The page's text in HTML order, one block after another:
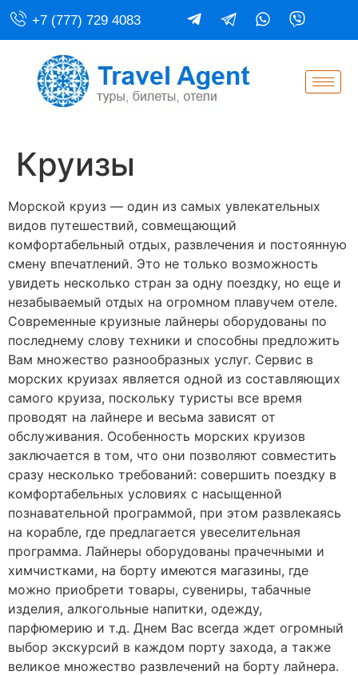
+7 (777) 729 4083
Круизы
Морской круиз — один из самых увлекательных
видов путешествий, совмещающий
комфортабельный отдых, развлечения и постоянную
смену впечатлений. Это не только возможность
увидеть несколько стран за одну поездку, но еще и
незабываемый отдых на огромном плавучем отеле.
Современные круизные лайнеры оборудованы по
последнему слову техники и способны предложить
Вам множество разнообразных услуг. Сервис в
морских круизах является одной из составляющих
самого круиза, поскольку туристы все время
проводят на лайнере и весьма зависят от
обслуживания. Особенность морских круизов
заключается в том, что они позволяют совместить
сразу несколько требований: совершить поездку в
комфортабельных условиях с насыщенной
познавательной программой, при этом развлекаясь
на корабле, где предлагается увеселительная
программа. Лайнеры оборудованы прачечными и
химчистками, на борту имеются магазины, где
можно приобрети товары, сувениры, табачные
изделия, алкогольные напитки, одежду,
парфюмерию и т.д. Днем Вас всегда ждет огромный
выбор экскурсий в каждом порту захода, а также
великое множество развлечений на борту лайнера.